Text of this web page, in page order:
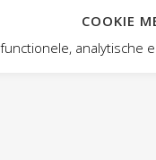
VOORSTELLINGEN
COOKIE
analytische